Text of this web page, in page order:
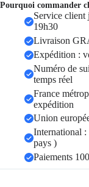
Pourquoi commander
Service client
19h30
Livraison
Expédition :
Numéro de
temps réel
France
expédition
Union
International :
pays )
Paiements